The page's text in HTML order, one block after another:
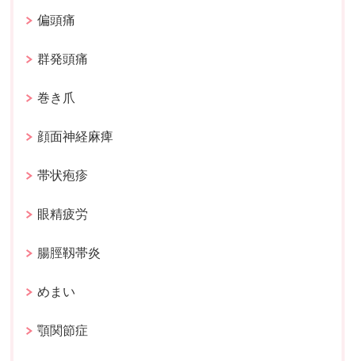
偏頭痛
群発頭痛
巻き爪
顔面神経麻痺
帯状疱疹
眼精疲労
腸脛靱帯炎
めまい
顎関節症